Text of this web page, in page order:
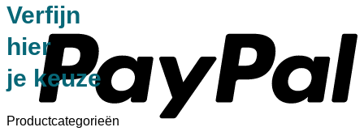
Verfijn
hier
je keuze
Productcategorieën